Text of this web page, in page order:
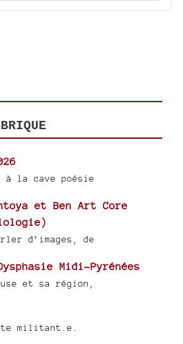
à la cave poésie
et Ben Art Core
d’images, de
Midi-Pyrénées
et sa région,
militant.e.